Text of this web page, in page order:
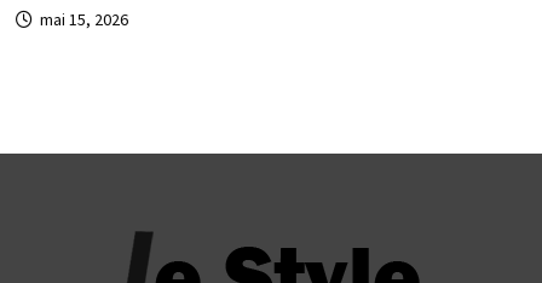
mai 15, 2026